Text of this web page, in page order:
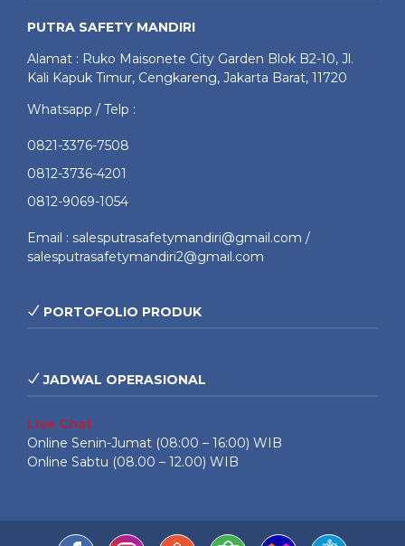
PUTRA SAFETY MANDIRI
Alamat : Ruko Maisonete City Garden Blok B2-10, Jl.
Kali Kapuk Timur, Cengkareng, Jakarta Barat, 11720
Whatsapp / Telp :
0821-3376-7508
0812-3736-4201
0812-9069-1054
Email : salesputrasafetymandiri@gmail.com /
salesputrasafetymandiri2@gmail.com
PORTOFOLIO PRODUK
JADWAL OPERASIONAL
Live Chat
Online Senin-Jumat (08:00 – 16:00) WIB
Online Sabtu (08.00 – 12.00) WIB